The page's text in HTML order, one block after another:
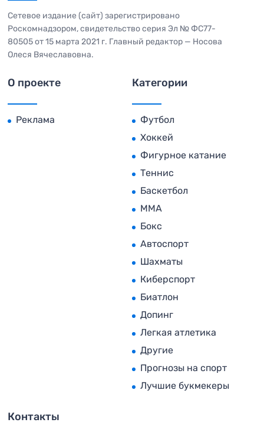
Сетевое издание (сайт) зарегистрировано
Роскомнадзором, свидетельство серия Эл № ФС77-
80505 от 15 марта 2021 г. Главный редактор — Носова
Олеся Вячеславовна.
О проекте
Реклама
Категории
Футбол
Хоккей
Фигурное катание
Теннис
Баскетбол
MMA
Бокс
Автоспорт
Шахматы
Киберспорт
Биатлон
Допинг
Легкая атлетика
Другие
Прогнозы на спорт
Лучшие букмекеры
Контакты